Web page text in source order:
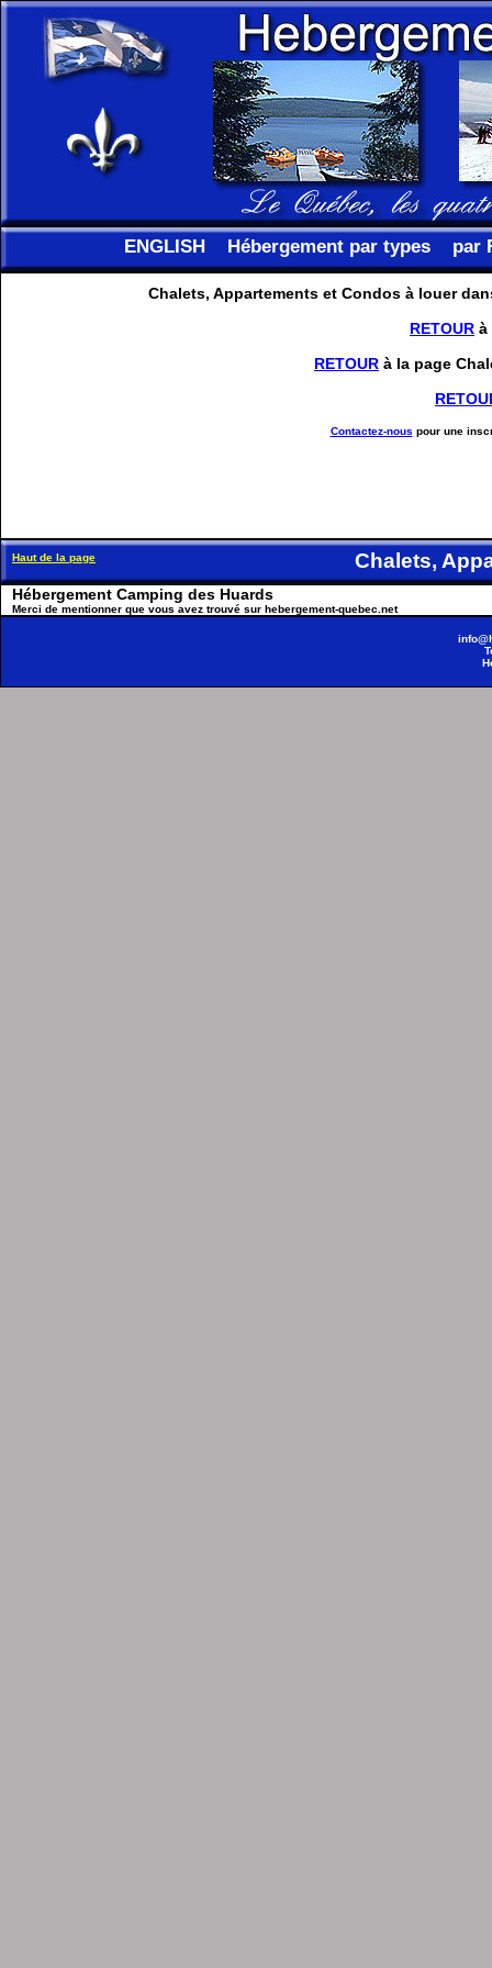
ENGLISH Hébergement par types par
Chalets, Appartements et Condos à louer
RETOUR à
RETOUR à la page
Contactez-nous pour une
Haut de la page Chalets,
Hébergement Camping des Huards
Merci de mentionner que vous avez trouvé sur hebergement-quebec.net